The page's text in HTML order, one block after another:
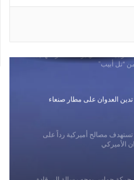
يجب إخلاء مطاري دبي
“تل أبيب”
تدين العدوان على مطار صنعاء
تستهدف مصالح أميركية رداً على
الأميركي